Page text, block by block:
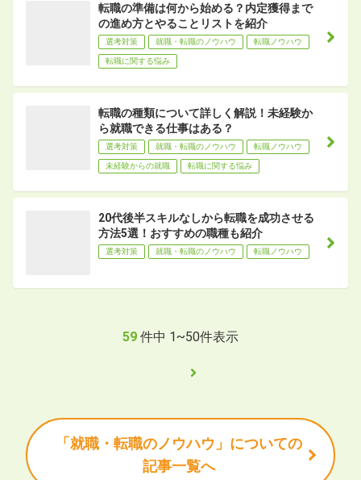
転職の準備は何から始める？内定獲得まで
の進め方とやることリストを紹介
選考対策 就職・転職のノウハウ 転職ノウハウ
転職に関する悩み
転職の種類について詳しく解説！未経験か
ら就職できる仕事はある？
選考対策 就職・転職のノウハウ 転職ノウハウ
未経験からの就職 転職に関する悩み
20代後半スキルなしから転職を成功させる
方法5選！おすすめの職種も紹介
選考対策 就職・転職のノウハウ 転職ノウハウ
59 件中 1~50件表示
「就職・転職のノウハウ」についての
記事一覧へ